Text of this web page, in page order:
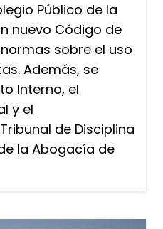
Público de la
nuevo Código de
sobre el uso
Además, se
Interno, el
y el
de Disciplina
la Abogacía de